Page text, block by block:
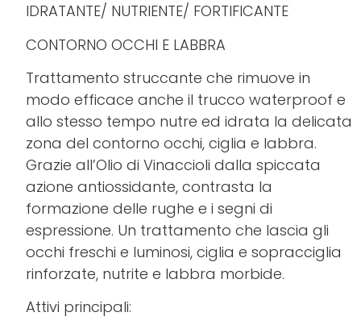
IDRATANTE/ NUTRIENTE/ FORTIFICANTE
CONTORNO OCCHI E LABBRA
Trattamento struccante che rimuove in
modo efficace anche il trucco waterproof e
allo stesso tempo nutre ed idrata la delicata
zona del contorno occhi, ciglia e labbra.
Grazie all’Olio di Vinaccioli dalla spiccata
azione antiossidante, contrasta la
formazione delle rughe e i segni di
espressione. Un trattamento che lascia gli
occhi freschi e luminosi, ciglia e sopracciglia
rinforzate, nutrite e labbra morbide.
Attivi principali: